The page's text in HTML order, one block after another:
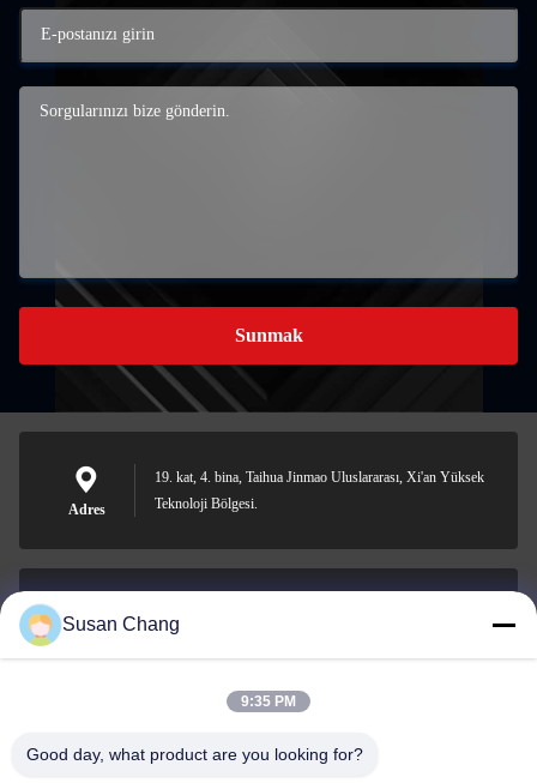
Sunmak
Adres
19. kat, 4. bina, Taihua Jinmao Uluslararası, Xi'an Yüksek
Teknoloji Bölgesi.
Susan@aeaxa.com
0086-13991372145
Susan Chang
9:35 PM
Good day, what product are you looking for?